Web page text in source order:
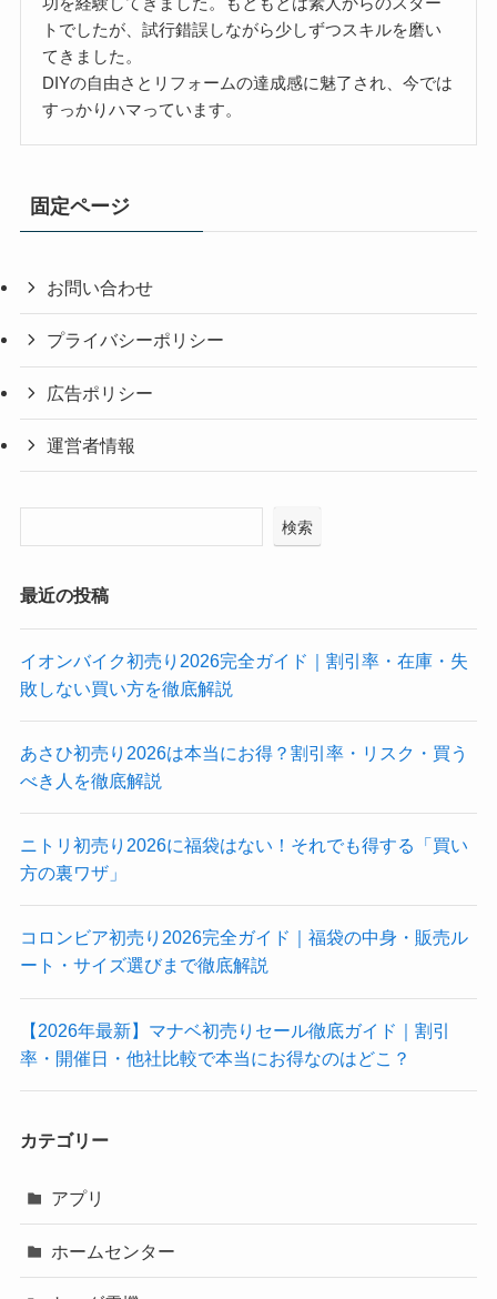
トでしたが、試行錯誤しながら少しずつスキルを磨い
てきました。
DIYの自由さとリフォームの達成感に魅了され、今では
すっかりハマっています。
固定ページ
お問い合わせ
プライバシーポリシー
広告ポリシー
運営者情報
検索
最近の投稿
イオンバイク初売り2026完全ガイド｜割引率・在庫・失
敗しない買い方を徹底解説
あさひ初売り2026は本当にお得？割引率・リスク・買う
べき人を徹底解説
ニトリ初売り2026に福袋はない！それでも得する「買い
方の裏ワザ」
コロンビア初売り2026完全ガイド｜福袋の中身・販売ル
ート・サイズ選びまで徹底解説
【2026年最新】マナベ初売りセール徹底ガイド｜割引
率・開催日・他社比較で本当にお得なのはどこ？
カテゴリー
アプリ
ホームセンター